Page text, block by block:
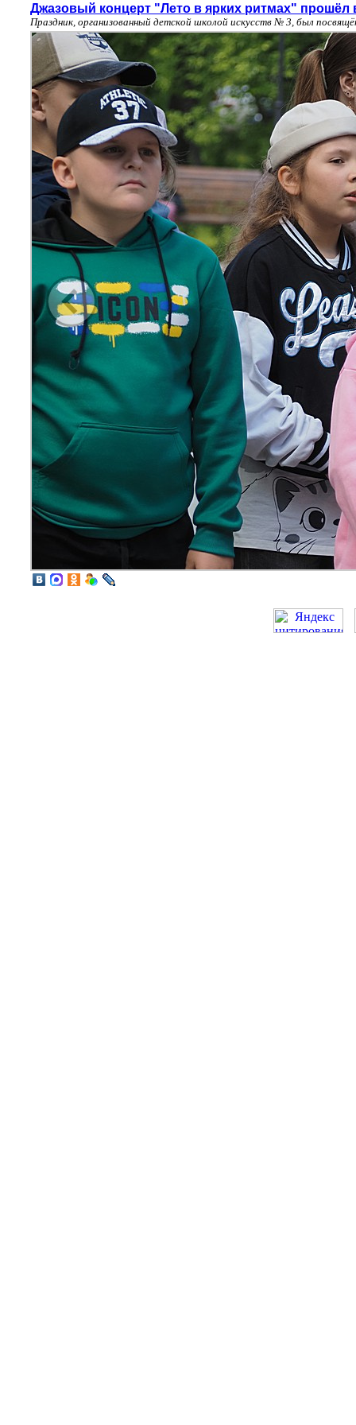
Джазовый концерт "Лето в ярких ритмах" прошёл
Праздник, организованный детской школой искусств № 3, был